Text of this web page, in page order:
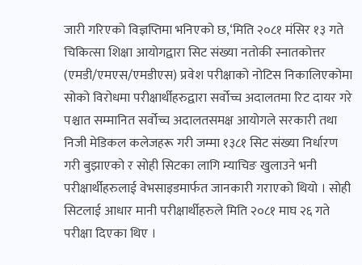
जारी गरिएको विज्ञप्तिमा भनिएको छ,‘मिति २०८१ मंसिर १३ गते
चिकित्सा शिक्षा आयोगद्वारा सिट संख्या नतोकी स्नातकोत्तर
(एमडी/एमएस/एमडीएस) प्रवेश परीक्षाको नोटिस निकालिएकोमा
सोको विरोधमा परीक्षार्थीहरुद्वारा सर्वोच्च अदालतमा रिट दायर गरे
पश्चात सम्मानित सर्वोच्च अदालतसमक्ष आयोगले सरकारी तथा
निजी मेडिकल कलेजहरू गरी जम्मा १३८१ सिट संख्या निर्धारण
गरी बुझाएको र सोही सिटका लागि म्याचिङ खुलाउने भनी
परीक्षार्थीहरुलाई वेभसाइडमार्फत जानकारी गराएको थियो । सोही
सिटलाई आधार मानी परीक्षार्थीहरुले मिति २०८१ माघ २६ गते
परीक्षा दिएका थिए ।